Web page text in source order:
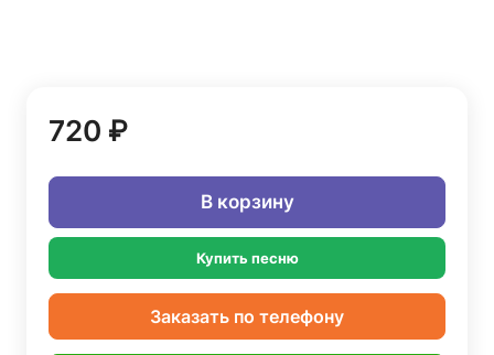
720 ₽
В корзину
Купить песню
Заказать по телефону